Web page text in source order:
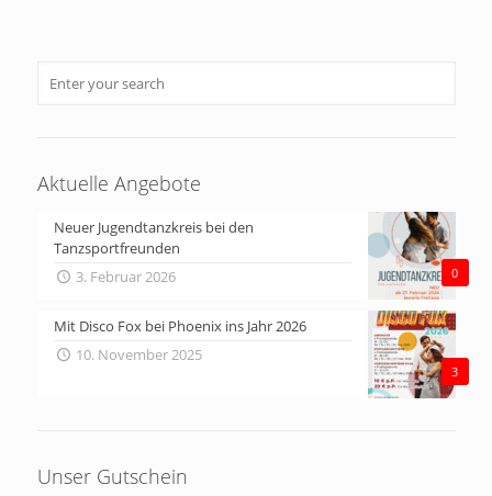
Aktuelle Angebote
0
Neuer Jugendtanzkreis bei den
Tanzsportfreunden
3. Februar 2026
3
Mit Disco Fox bei Phoenix ins Jahr 2026
10. November 2025
Unser Gutschein